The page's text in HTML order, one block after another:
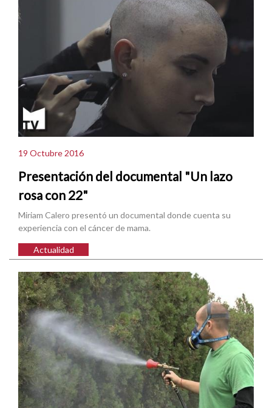
19 Octubre 2016
Presentación del documental "Un lazo
rosa con 22"
Miriam Calero presentó un documental donde cuenta su
experiencia con el cáncer de mama.
Actualidad